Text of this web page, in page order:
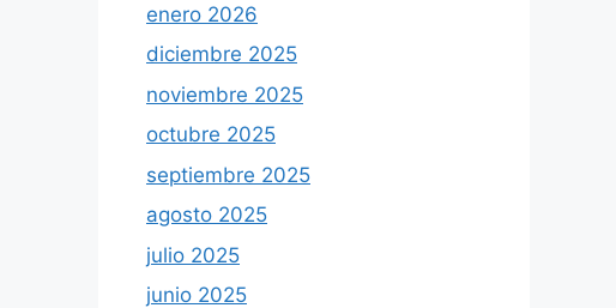
enero 2026
diciembre 2025
noviembre 2025
octubre 2025
septiembre 2025
agosto 2025
julio 2025
junio 2025